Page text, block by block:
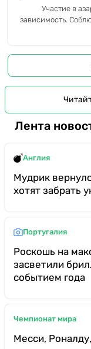
Участие в
зависимость.
Лента
Англия
Мудрик
хотят забрать
Португалия
Роскошь на
засветили
событием года
Чемпионат мира
Месси,